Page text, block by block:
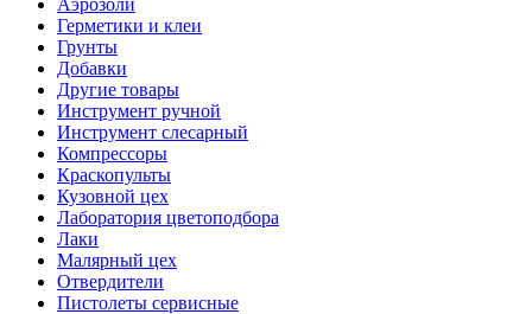
Аэрозоли
Герметики и клеи
Грунты
Добавки
Другие товары
Инструмент ручной
Инструмент слесарный
Компрессоры
Краскопульты
Кузовной цех
Лаборатория цветоподбора
Лаки
Малярный цех
Отвердители
Пистолеты сервисные